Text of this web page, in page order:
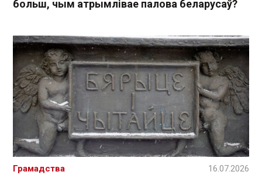
больш, чым атрымлівае палова беларусаў?
Грамадства 16.07.2026